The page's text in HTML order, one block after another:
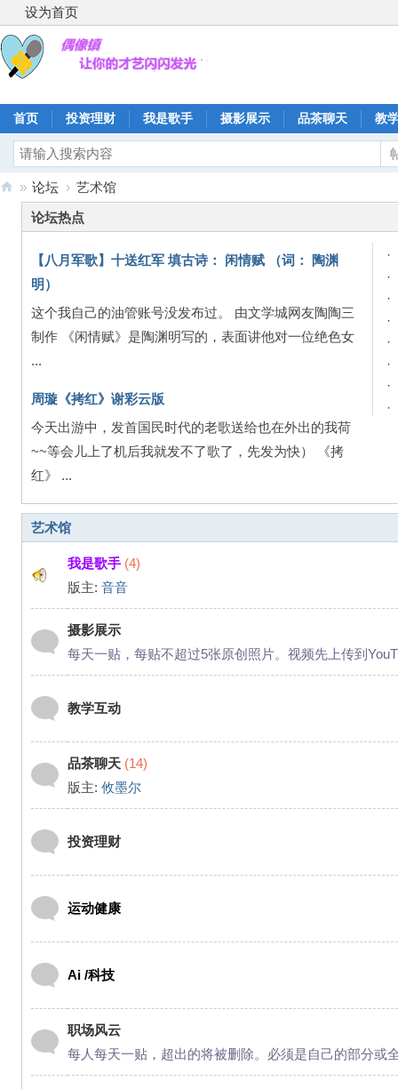
设为首页
首页 投资理财 我是歌手 摄影展示 品茶聊天 教
» 论坛 › 艺术馆
论坛热点
【八月军歌】十送红军 填古诗： 闲情赋 （词： 陶渊
明）
这个我自己的油管账号没发布过。 由文学城网友陶陶三
制作 《闲情赋》是陶渊明写的，表面讲他对一位绝色女
...
周璇《拷红》谢彩云版
今天出游中，发首国民时代的老歌送给也在外出的我荷
~~等会儿上了机后我就发不了歌了，先发为快） 《拷
红》 ...
·
·
·
·
·
·
·
·
艺术馆
我是歌手 (4)
版主: 音音
摄影展示
每天一贴，每贴不超过5张原创照片。视频先上传到
教学互动
品茶聊天 (14)
版主: 攸墨尔
投资理财
运动健康
Ai /科技
职场风云
每人每天一贴，超出的将被删除。必须是自己的部分或